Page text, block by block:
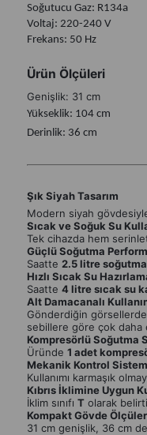
Soğutucu Gaz: R134a
Voltaj: 220-240 V
Frekans: 50 Hz
Ürün Ölçüleri
Genişlik: 31 cm
Yükseklik: 104 cm
Derinlik: 36 cm
Şık Siyah Tasarım
Modern siyah
Sıcak ve Soğuk Su
Tek cihazda hem
Güçlü Soğutma
Saatte 2.5 litre
Hızlı Sıcak Su
Saatte 4 litre sıcak su
Alt Damacanalı
Gönderdiğin görsellerde
sebillere göre çok daha
Kompresörlü Soğutma
Üründe 1 adet
Mekanik Kontrol
Kullanımı karmaşık
Kıbrıs İklimine Uygun
İklim sınıfı Tolarak
Kompakt Gövde
31 cm genişlik, 36 cm